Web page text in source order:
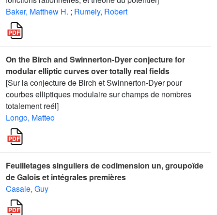
Baker, Matthew H. ; Rumely, Robert
On the Birch and Swinnerton-Dyer conjecture for
modular elliptic curves over totally real fields
[Sur la conjecture de Birch et Swinnerton-Dyer pour
courbes elliptiques modulaire sur champs de nombres
totalement reél]
Longo, Matteo
Feuilletages singuliers de codimension un, groupoïde
de Galois et intégrales premières
Casale, Guy